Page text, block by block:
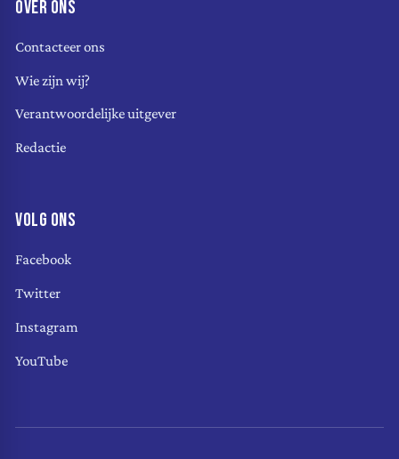
OVER ONS
Contacteer ons
Wie zijn wij?
Verantwoordelijke uitgever
Redactie
VOLG ONS
Facebook
Twitter
Instagram
YouTube